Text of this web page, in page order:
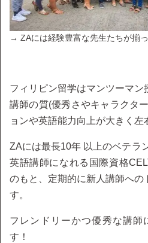
→ ZAには経験豊富な先生たちが揃っ
フィリピン留学はマンツーマン
講師の質(優秀さやキャラクタ
ョンや英語能力向上が大きく左
ZAには最長10年 以上のベテラ
英語講師になれる国際資格
のもと、定期的に新人講師への
す。
フレンドリーかつ優秀な講師
す！